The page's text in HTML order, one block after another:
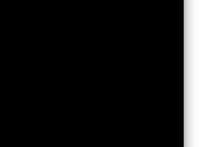
такси в Алексеевке
такси в Алексине
такси в Алупке
такси в Алуште